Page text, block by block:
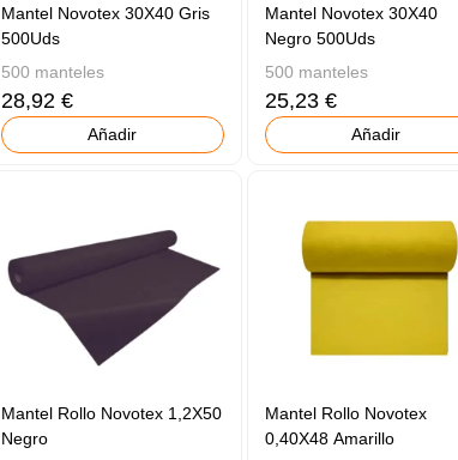
Mantel Novotex 30X40 Gris
500Uds
500 manteles
28,92 €
Añadir
Mantel Novotex 30X40
Negro 500Uds
500 manteles
25,23 €
Añadir
Mantel Rollo Novotex 1,2X50
Negro
Mantel Rollo Novotex
0,40X48 Amarillo